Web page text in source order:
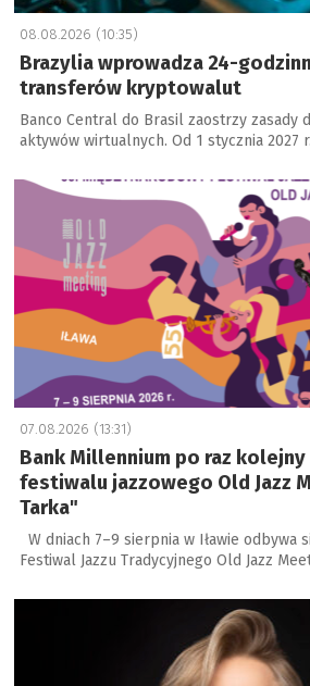
08.08.2026 (10:35)
Brazylia wprowadza 24-
transferów kryptowalut
Banco Central do Brasil zaostrzy zasady
aktywów wirtualnych. Od 1 stycznia 2027
a
07.08.2026 (13:31)
Bank Millennium po raz
festiwalu jazzowego Old Jazz
Tarka"
W dniach 7–9 sierpnia w Iławie odbywa
Festiwal Jazzu Tradycyjnego Old Jazz
a